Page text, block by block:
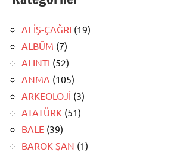
AFİŞ-ÇAĞRI (19)
ALBÜM (7)
ALINTI (52)
ANMA (105)
ARKEOLOJİ (3)
ATATÜRK (51)
BALE (39)
BAROK-ŞAN (1)